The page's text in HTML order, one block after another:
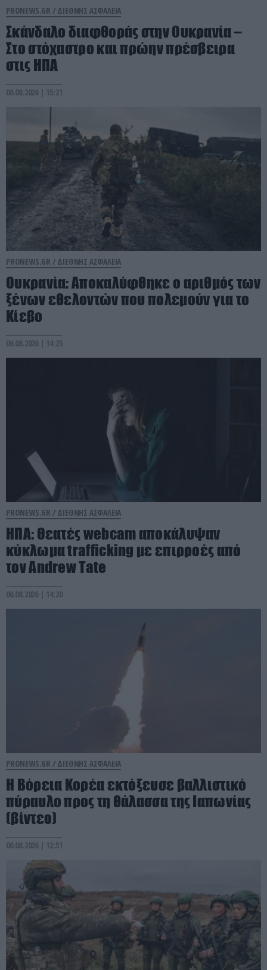
PRONEWS.GR / ΔΙΕΘΝΗΣ ΑΣΦΑΛΕΙΑ
Σκάνδαλο διαφθοράς στην Ουκρανία –
Στο στόχαστρο και πρώην πρέσβειρα
στις ΗΠΑ
06.08.2026 | 15:21
PRONEWS.GR / ΔΙΕΘΝΗΣ ΑΣΦΑΛΕΙΑ
Ουκρανία: Αποκαλύφθηκε ο αριθμός των
ξένων εθελοντών που πολεμούν για το
Κίεβο
06.08.2026 | 14:25
PRONEWS.GR / ΔΙΕΘΝΗΣ ΑΣΦΑΛΕΙΑ
ΗΠΑ: Θεατές webcam αποκάλυψαν
κύκλωμα trafficking με επιρροές από
τον Andrew Tate
06.08.2026 | 14:20
PRONEWS.GR / ΔΙΕΘΝΗΣ ΑΣΦΑΛΕΙΑ
Η Βόρεια Κορέα εκτόξευσε βαλλιστικό
πύραυλο προς τη θάλασσα της Ιαπωνίας
(βίντεο)
06.08.2026 | 12:51